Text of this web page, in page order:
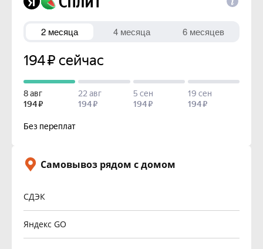
Самовывоз рядом с домом
СДЭК
Яндекс GO